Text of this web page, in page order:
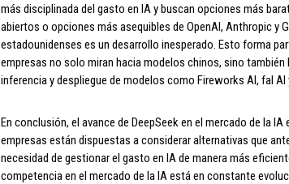
más disciplinada del gasto en IA y buscan opciones más
abiertos o opciones más asequibles de OpenAI, Anthropic y
estadounidenses es un desarrollo inesperado. Esto forma
empresas no solo miran hacia modelos chinos, sino
inferencia y despliegue de modelos como Fireworks AI, fal AI
En conclusión, el avance de DeepSeek en el mercado de la
empresas están dispuestas a considerar alternativas que
necesidad de gestionar el gasto en IA de manera más
competencia en el mercado de la IA está en constante